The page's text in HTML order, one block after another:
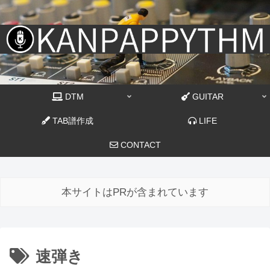
DTM GUITAR
TAB譜作成 LIFE
CONTACT
本サイトはPRが含まれています
速弾き